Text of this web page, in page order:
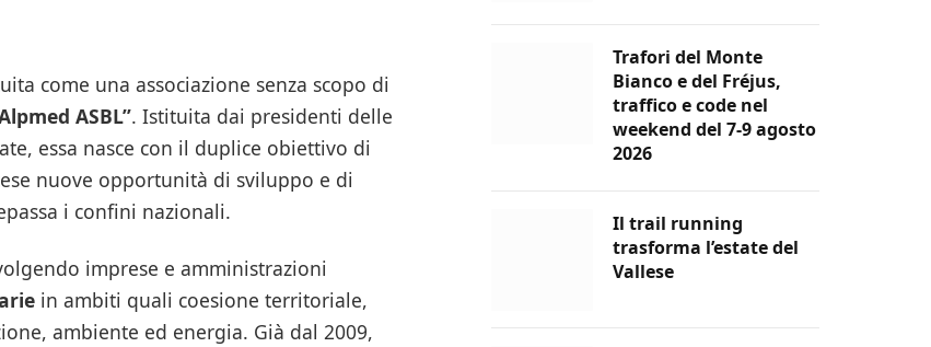
come una associazione senza scopo di
ASBL”. Istituita dai presidenti delle
essa nasce con il duplice obiettivo di
nuove opportunità di sviluppo e di
i confini nazionali.
imprese e amministrazioni
in ambiti quali coesione territoriale,
ambiente ed energia. Già dal 2009,
Trafori del Monte
Bianco e del Fréjus,
traffico e code nel
weekend del 7-9 agosto
2026
Il trail running
trasforma l’estate del
Vallese